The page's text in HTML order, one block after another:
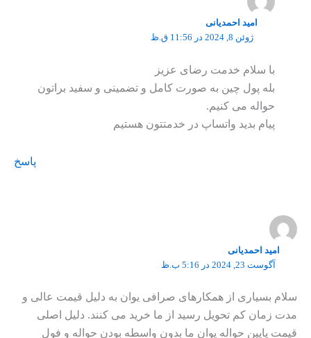
امید احمدیانی
ژوئن 8, 2024 در 11:56 ق.ظ
با سلام خدمت رضای عزیز
بله پول چین به صورت کامل و تضمینی و سفید براتون
حواله می کنیم.
پیام بدید واتساپ در خدمتتون هستیم
پاسخ
امید احمدیانی
آگوست 23, 2024 در 5:16 ب.ظ
سلام بسیاری از همکارهای صرافی یوان به دلیل قیمت عالی و
مدت زمان کم تحویل رسید از ما خرید می کنند. دلیل اصلی
قیمت پایین حواله یوان ما بدون واسطه بودن حواله و فول